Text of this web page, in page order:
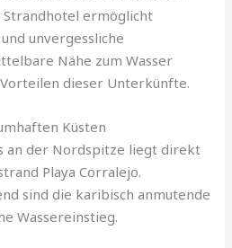
ermöglicht
unvergessliche
Nähe zum Wasser
dieser Unterkünfte.
Küsten
an der Nordspitze liegt direkt
Playa Corralejo.
sind die karibisch anmutende
Wassereinstieg.